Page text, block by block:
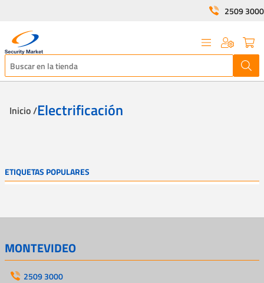
2509 3000
Inicio /Electrificación
ETIQUETAS POPULARES
MONTEVIDEO
2509 3000